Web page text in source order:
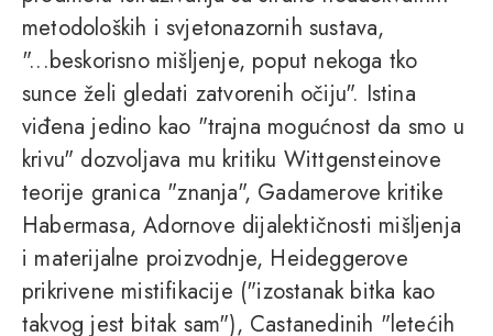
metodoloških i svjetonazornih sustava,
"...beskorisno mišljenje, poput nekoga tko
sunce želi gledati zatvorenih očiju". Istina
viđena jedino kao "trajna mogućnost da smo u
krivu" dozvoljava mu kritiku Wittgensteinove
teorije granica "znanja", Gadamerove kritike
Habermasa, Adornove dijalektičnosti mišljenja
i materijalne proizvodnje, Heideggerove
prikrivene mistifikacije ("izostanak bitka kao
takvog jest bitak sam"), Castanedinih "letećih